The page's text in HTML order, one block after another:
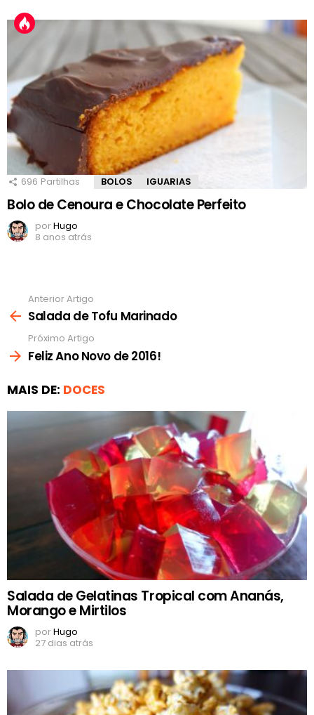
696 Partilhas BOLOS IGUARIAS
Bolo de Cenoura e Chocolate Perfeito
porHugo
8 anos atrás
mais
Anterior Artigo
Salada de Tofu Marinado
Próximo Artigo
Feliz Ano Novo de 2016!
MAIS DE: DOCES
Salada de Gelatinas Tropical com Ananás,
Morango e Mirtilos
porHugo
27 dias atrás